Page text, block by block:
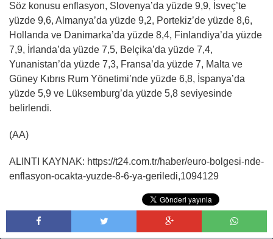
Söz konusu enflasyon, Slovenya’da yüzde 9,9, İsveç’te
yüzde 9,6, Almanya’da yüzde 9,2, Portekiz’de yüzde 8,6,
Hollanda ve Danimarka’da yüzde 8,4, Finlandiya’da yüzde
7,9, İrlanda’da yüzde 7,5, Belçika’da yüzde 7,4,
Yunanistan’da yüzde 7,3, Fransa’da yüzde 7, Malta ve
Güney Kıbrıs Rum Yönetimi’nde yüzde 6,8, İspanya’da
yüzde 5,9 ve Lüksemburg’da yüzde 5,8 seviyesinde
belirlendi.
(AA)
ALINTI KAYNAK: https://t24.com.tr/haber/euro-bolgesi-nde-
enflasyon-ocakta-yuzde-8-6-ya-geriledi,1094129